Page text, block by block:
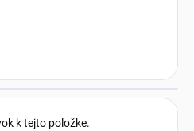
k tejto položke.